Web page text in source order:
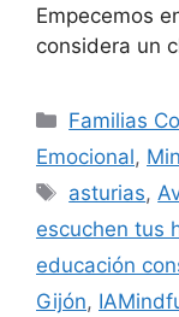
Empecemos
considera un
Familias
Emocional,
asturias,
escuchen tus
educación
Gijón,